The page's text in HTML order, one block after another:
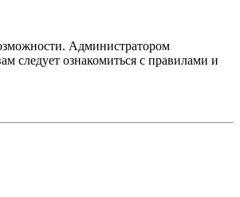
Администратором
следует ознакомиться с правилами и